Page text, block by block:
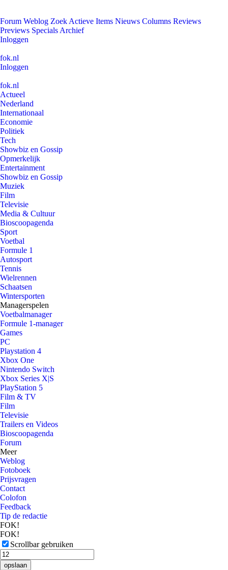
Forum Weblog Zoek Actieve Items Nieuws Columns Reviews
Previews Specials Archief
Inloggen
fok.nl
Inloggen
fok.nl
Actueel
Nederland
Internationaal
Economie
Politiek
Tech
Showbiz en Gossip
Opmerkelijk
Entertainment
Showbiz en Gossip
Muziek
Film
Televisie
Media & Cultuur
Bioscoopagenda
Sport
Voetbal
Formule 1
Autosport
Tennis
Wielrennen
Schaatsen
Wintersporten
Managerspelen
Voetbalmanager
Formule 1-manager
Games
PC
Playstation 4
Xbox One
Nintendo Switch
Xbox Series X|S
PlayStation 5
Film & TV
Film
Televisie
Trailers en Videos
Bioscoopagenda
Forum
Meer
Weblog
Fotoboek
Prijsvragen
Contact
Colofon
Feedback
Tip de redactie
FOK!
FOK!
Scrollbar gebruiken
opslaan